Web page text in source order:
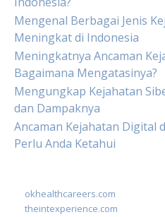
Mengenal Berbagai Jenis
Meningkat di Indonesia
Meningkatnya Ancaman
Bagaimana Mengatasinya?
Mengungkap Kejahatan
dan Dampaknya
Ancaman Kejahatan Digital
Perlu Anda Ketahui
okhealthcareers.com
theintexperience.com